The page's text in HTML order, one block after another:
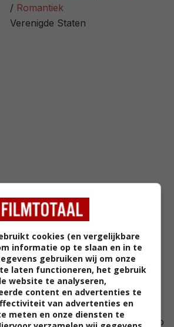
64% / 135
Romantiek
Verenigde Staten
en Terry Collins hebben een
banken te beroven. De avond
ze de directeur en de
ze eenvoudigweg de klus.
op deze manier het land, op
cookies (en vergelijkbare
informatie op te slaan en in te
gebruiken wij om onze
laten functioneren, het gebruik
website te analyseren,
content en advertenties te
van advertenties en
meten en onze diensten te